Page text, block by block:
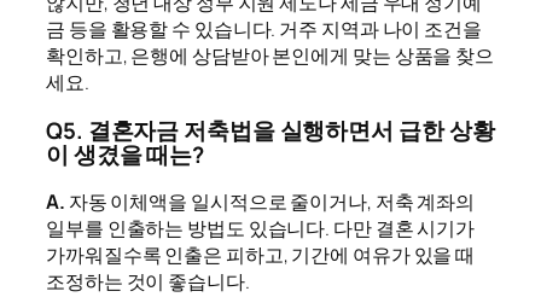
금 등을 활용할 수 있습니다. 거주 지역과 나이 조건을
확인하고, 은행에 상담받아 본인에게 맞는 상품을 찾으
세요.
Q5. 결혼자금 저축법을 실행하면서 급한 상황
이 생겼을 때는?
A. 자동 이체액을 일시적으로 줄이거나, 저축 계좌의
일부를 인출하는 방법도 있습니다. 다만 결혼 시기가
가까워질수록 인출은 피하고, 기간에 여유가 있을 때
조정하는 것이 좋습니다.